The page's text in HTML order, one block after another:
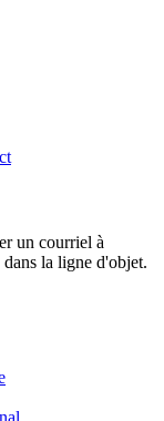
un courriel à
dans la ligne d'objet.